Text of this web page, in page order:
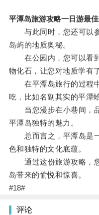
平潭岛旅游攻略一日游最
与此同时，您还可以参
岛屿的地质奥秘。
在公园内，您可以看到
物化石，让您对地质学有
在平潭岛旅行的过程中
吃，比如名副其实的平潭
当您漫步在小巷间，品
平潭岛独特的魅力。
总而言之，平潭岛是一
色和独特的文化底蕴。
通过这份旅游攻略，您
岛带来的愉悦和惊喜。
#18#
评论